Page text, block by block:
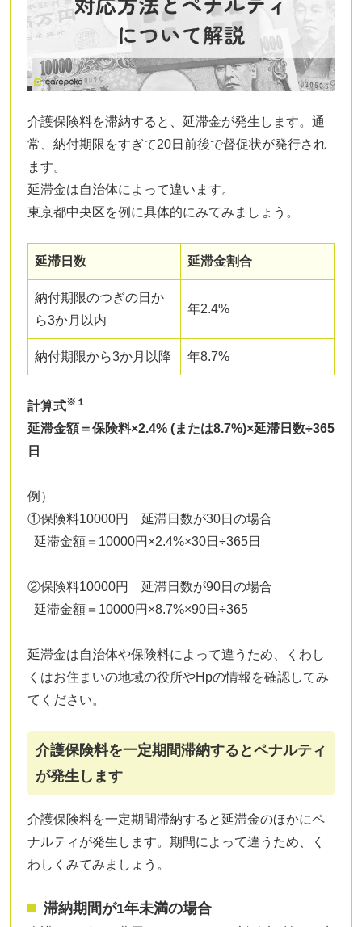
介護保険料を滞納すると、延滞金が発生します。通
常、納付期限をすぎて20日前後で督促状が発行され
ます。
延滞金は自治体によって違います。
東京都中央区を例に具体的にみてみましょう。
延滞日数 延滞金割合
納付期限のつぎの日か
ら3か月以内
年2.4%
納付期限から3か月以降 年8.7%
計算式※１
延滞金額＝保険料×2.4% (または8.7%)×延滞日数÷365
日
例）
①保険料10000円 延滞日数が30日の場合
延滞金額＝10000円×2.4%×30日÷365日
②保険料10000円 延滞日数が90日の場合
延滞金額＝10000円×8.7%×90日÷365
延滞金は自治体や保険料によって違うため、くわし
くはお住まいの地域の役所やHpの情報を確認してみ
てください。
介護保険料を一定期間滞納するとペナルティ
が発生します
介護保険料を一定期間滞納すると延滞金のほかにペ
ナルティが発生します。期間によって違うため、く
わしくみてみましょう。
滞納期間が1年未満の場合